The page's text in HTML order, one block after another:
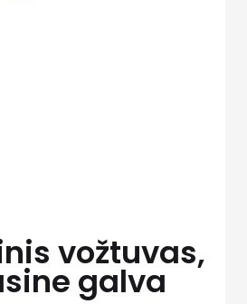
vožtuvas,
galva